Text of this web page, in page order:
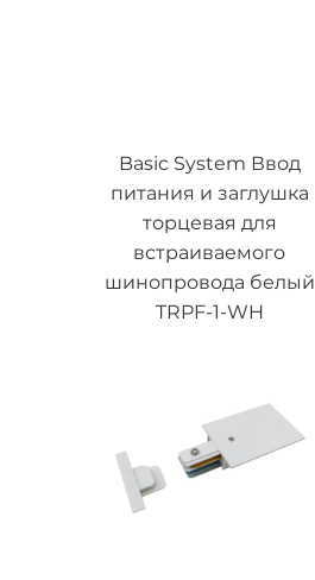
Basic System Ввод
питания и заглушка
торцевая для
встраиваемого
шинопровода белый
TRPF-1-WH